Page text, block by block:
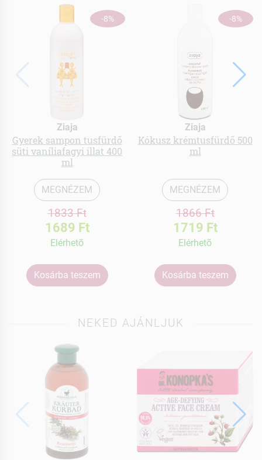
-8%
Ziaja
Gyerek sampon tusfürdő
süti vaníliafagyi illat 400
ml
MEGNÉZEM
1833 Ft
1689 Ft
Elérhetõ
Kosárba teszem
-8%
Ziaja
Kókusz krémtusfürdő 500
ml
MEGNÉZEM
1866 Ft
1719 Ft
Elérhetõ
Kosárba teszem
NEKED AJÁNLJUK